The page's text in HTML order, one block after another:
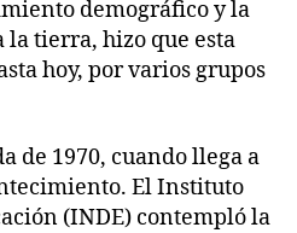
demográfico y la
la tierra, hizo que esta
hoy, por varios grupos
de 1970, cuando llega a
El Instituto
(INDE) contempló la